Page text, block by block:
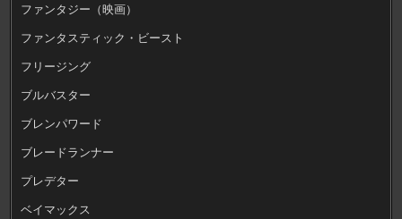
ファンタジー（映画）
ファンタスティック・ビースト
フリージング
ブルバスター
ブレンパワード
ブレードランナー
プレデター
ベイマックス